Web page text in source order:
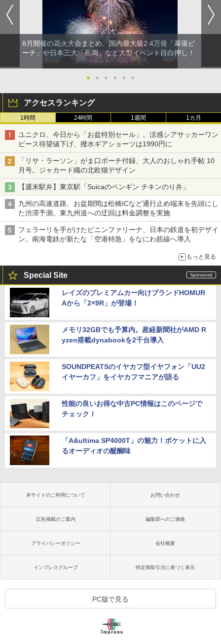
8月開催の花火大会まとめ。国内最大級2.4万発「幕張ビ
ーチ」や日本三大「長岡」など大型イベント目白押し！
● ● ● ● ● ●
アクセスランキング
1時間 24時間 1週間 1カ月
ユニクロ、今日から「お盆特別セール」。涼感シアサッカーワン
ピース待望値下げ、撥水ギアショーツは1990円に
「リサ・ラーソン」がま口ポーチ付録、大人のおしゃれ手帖 10
月号。ジャカード織の北欧猫デザイン
【週末駅弁】東京駅「Suicaのペンギン チキンのり弁」
九州の高速道路、お盆期間は松橋ICなど通行止め端末を先頭にし
た渋滞予測。東九州道への迂回は料金調整を実施
フェラーリを手がけたピニンファリーナ、日本の鉄道を初デザイ
ン。南海電鉄が新たな「空港特急」をなにわ筋線へ導入
もっと見る
Special Site
レイズのプレミアムカー向けブランドHOMUR
Aから「2×9R」が登場！
メモリ32GBでも予算内。産経新聞社がAMD R
yzen搭載dynabookを2千台導入
SOUNDPEATSのイヤカフ型イヤフォン「UU2
イヤーカフ」をイヤカフマニアが語る
性能の良いお得な中古PC情報はこのページで
チェック！
「A&ultima SP4000T」の魅力！ポケットに入
るオーディオの醍醐味
本サイトのご利用について お問い合わせ
広告掲載のご案内 編集部へのご連絡
プライバシーポリシー 会社概要
インプレスグループ 特定商取引法に基づく表示
PC版で見る